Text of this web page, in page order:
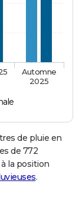
Automne
2025
de pluie en
de 772
la position
.